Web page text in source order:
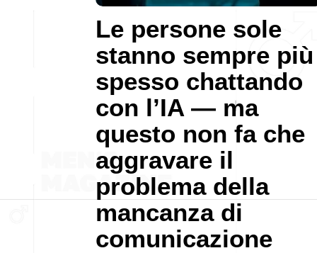
Le persone sole
stanno sempre più
spesso chattando
con l’IA — ma
questo non fa che
aggravare il
problema della
mancanza di
comunicazione